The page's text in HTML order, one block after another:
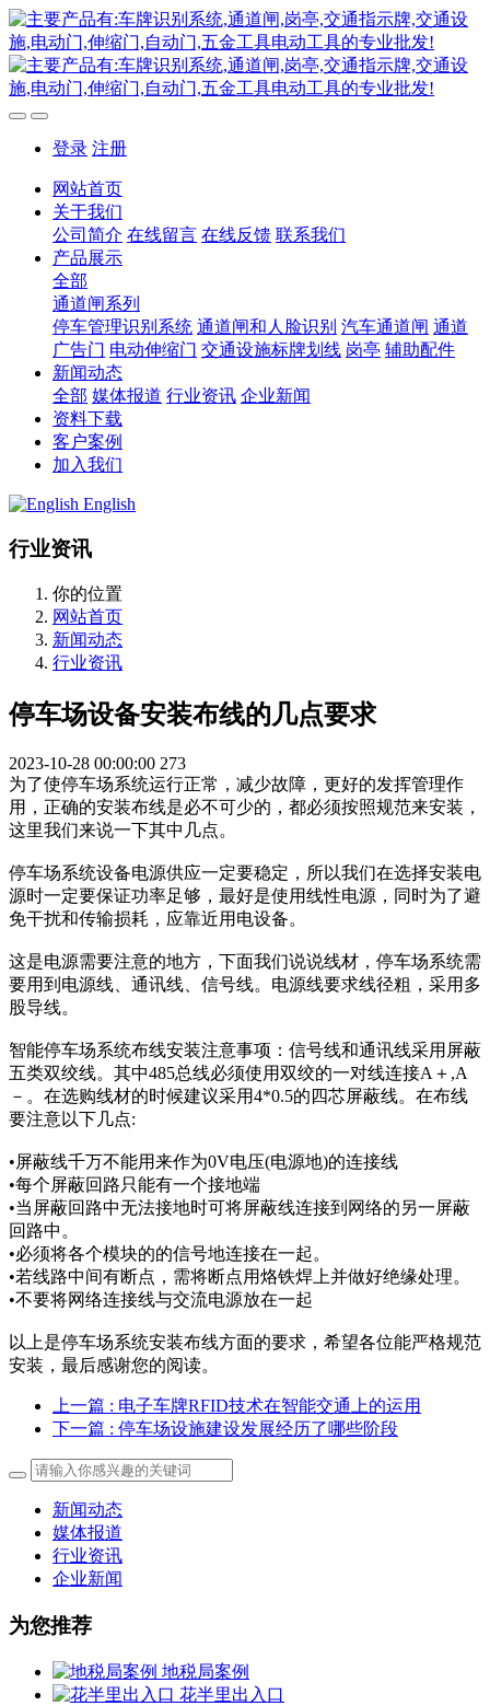
登录 注册
网站首页
关于我们
公司简介 在线留言 在线反馈 联系我们
产品展示
全部
通道闸系列
停车管理识别系统 通道闸和人脸识别 汽车通道闸 通道
广告门 电动伸缩门 交通设施标牌划线 岗亭 辅助配件
新闻动态
全部 媒体报道 行业资讯 企业新闻
资料下载
客户案例
加入我们
English
行业资讯
你的位置
网站首页
新闻动态
行业资讯
停车场设备安装布线的几点要求
2023-10-28 00:00:00 273
为了使停车场系统运行正常，减少故障，更好的发挥管理作
用，正确的安装布线是必不可少的，都必须按照规范来安装，
这里我们来说一下其中几点。
停车场系统设备电源供应一定要稳定，所以我们在选择安装电
源时一定要保证功率足够，最好是使用线性电源，同时为了避
免干扰和传输损耗，应靠近用电设备。
这是电源需要注意的地方，下面我们说说线材，停车场系统需
要用到电源线、通讯线、信号线。电源线要求线径粗，采用多
股导线。
智能停车场系统布线安装注意事项：信号线和通讯线采用屏蔽
五类双绞线。其中485总线必须使用双绞的一对线连接A＋,A
－。在选购线材的时候建议采用4*0.5的四芯屏蔽线。在布线
要注意以下几点:
•屏蔽线千万不能用来作为0V电压(电源地)的连接线
•每个屏蔽回路只能有一个接地端
•当屏蔽回路中无法接地时可将屏蔽线连接到网络的另一屏蔽
回路中。
•必须将各个模块的的信号地连接在一起。
•若线路中间有断点，需将断点用烙铁焊上并做好绝缘处理。
•不要将网络连接线与交流电源放在一起
以上是停车场系统安装布线方面的要求，希望各位能严格规范
安装，最后感谢您的阅读。
上一篇 : 电子车牌RFID技术在智能交通上的运用
下一篇 : 停车场设施建设发展经历了哪些阶段
新闻动态
媒体报道
行业资讯
企业新闻
为您推荐
地税局案例
花半里出入口